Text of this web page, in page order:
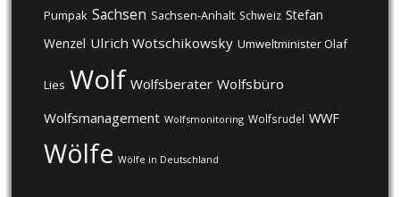
Pumpak Sachsen Sachsen-Anhalt Schweiz Stefan
Wenzel Ulrich Wotschikowsky Umweltminister Olaf
Lies Wolf Wolfsberater Wolfsbüro
Wolfsmanagement Wolfsmonitoring Wolfsrudel WWF
Wölfe Wölfe in Deutschland